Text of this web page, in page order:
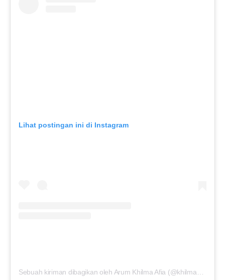
Lihat postingan ini di Instagram
Sebuah kiriman dibagikan oleh Arum Khilma Afia (@khilmaafia19_)